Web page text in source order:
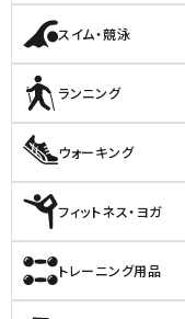
スイム・競泳
ランニング
ウォーキング
フィットネス・ヨガ
トレーニング用品